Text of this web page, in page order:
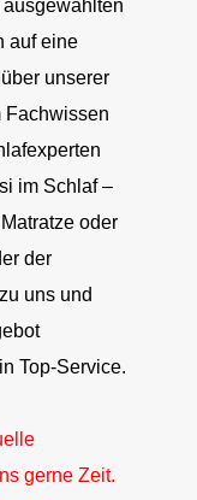
auf eine
unserer
Fachwissen
im Schlaf –
oder
der
uns und
Top-Service.
gerne Zeit.